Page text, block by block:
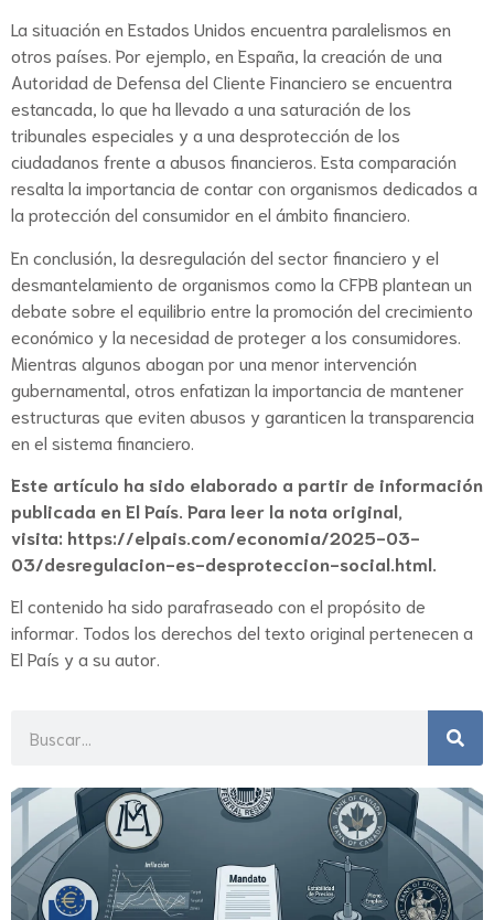
La situación en Estados Unidos encuentra paralelismos en
otros países. Por ejemplo, en España, la creación de una
Autoridad de Defensa del Cliente Financiero se encuentra
estancada, lo que ha llevado a una saturación de los
tribunales especiales y a una desprotección de los
ciudadanos frente a abusos financieros. Esta comparación
resalta la importancia de contar con organismos dedicados a
la protección del consumidor en el ámbito financiero.
En conclusión, la desregulación del sector financiero y el
desmantelamiento de organismos como la CFPB plantean un
debate sobre el equilibrio entre la promoción del crecimiento
económico y la necesidad de proteger a los consumidores.
Mientras algunos abogan por una menor intervención
gubernamental, otros enfatizan la importancia de mantener
estructuras que eviten abusos y garanticen la transparencia
en el sistema financiero.
Este artículo ha sido elaborado a partir de información
publicada en El País. Para leer la nota original,
visita: https://elpais.com/economia/2025-03-
03/desregulacion-es-desproteccion-social.html
El contenido ha sido parafraseado con el propósito de
informar. Todos los derechos del texto original pertenecen a
El País y a su autor.